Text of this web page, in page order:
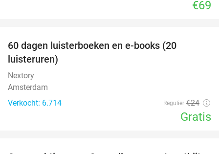
€69
60 dagen luisterboeken en e-books (20
luisteruren)
Nextory
Amsterdam
Verkocht: 6.714
Regulier €24
Gratis